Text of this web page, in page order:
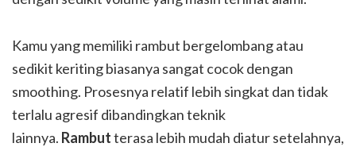
Kamu yang memiliki rambut bergelombang atau
sedikit keriting biasanya sangat cocok dengan
smoothing. Prosesnya relatif lebih singkat dan tidak
terlalu agresif dibandingkan teknik
lainnya. Rambutterasa lebih mudah diatur setelahnya,